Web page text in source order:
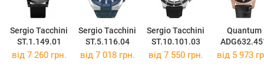
Sergio Tacchini
ST.1.149.01
Sergio Tacchini
ST.5.116.04
Sergio Tacchini
ST.10.101.03
Quantum
від 7 260 грн. від 7 018 грн. від 7 550 грн. від 5 973